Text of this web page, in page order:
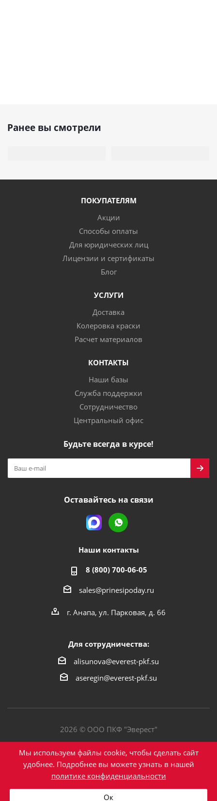
Ранее вы смотрели
ПОКУПАТЕЛЯМ
Акции
Способы оплаты
Для юридических лиц
Лицензии и сертификаты
Блог
УСЛУГИ
Доставка
Колеровка краски
Расчет материалов
КОНТАКТЫ
Наши базы
Служба поддержки
Сотрудничество
Центральный офис
Будьте всегда в курсе!
Оставайтесь на связи
Наши контакты
8 (800) 700-06-05
sales@prinesipoday.ru
г. Анапа, ул. Парковая, д. 66
Для сотрудничества:
alisunova@everest-pkf.su
aseregin@everest-pkf.su
2026 © ООО ПКФ "Эверест"
Политика конфиденциальности
Мы используем файлы cookie, чтобы сделать сайт
удобнее. Подробнее вы можете узнать в нашей
политике конфиденциальности
Ок